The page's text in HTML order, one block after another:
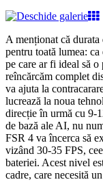
A menționat că durata
pentru toată lumea:
pe care ar fi ideal să
reîncărcăm complet
va ajuta la
lucrează la noua
direcție în urmă cu 9-
de bază ale AI, nu
FSR 4 va încerca să
vizând 30-35 FPS,
bateriei. Acest nivel
cadre, care necesită